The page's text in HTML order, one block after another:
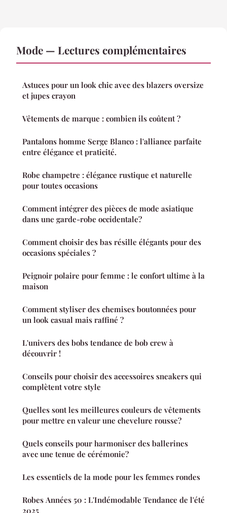
Mode — Lectures complémentaires
Astuces pour un look chic avec des blazers oversize
et jupes crayon
Vêtements de marque : combien ils coûtent ?
Pantalons homme Serge Blanco : l'alliance parfaite
entre élégance et praticité.
Robe champetre : élégance rustique et naturelle
pour toutes occasions
Comment intégrer des pièces de mode asiatique
dans une garde-robe occidentale?
Comment choisir des bas résille élégants pour des
occasions spéciales ?
Peignoir polaire pour femme : le confort ultime à la
maison
Comment styliser des chemises boutonnées pour
un look casual mais raffiné ?
L'univers des bobs tendance de bob crew à
découvrir !
Conseils pour choisir des accessoires sneakers qui
complètent votre style
Quelles sont les meilleures couleurs de vêtements
pour mettre en valeur une chevelure rousse?
Quels conseils pour harmoniser des ballerines
avec une tenue de cérémonie?
Les essentiels de la mode pour les femmes rondes
Robes Années 50 : L'Indémodable Tendance de l'été
2025